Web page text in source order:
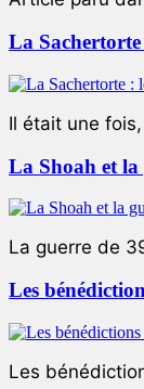
La
Il était une
La Shoah et la
La guerre de
Les
Les